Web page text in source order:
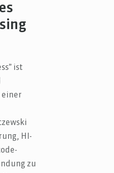
ist
einer
HI-
zu